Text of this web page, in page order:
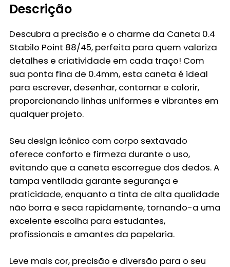
Descrição
Descubra a precisão e o charme da Caneta 0.4
Stabilo Point 88/45, perfeita para quem valoriza
detalhes e criatividade em cada traço! Com
sua ponta fina de 0.4mm, esta caneta é ideal
para escrever, desenhar, contornar e colorir,
proporcionando linhas uniformes e vibrantes em
qualquer projeto.
Seu design icônico com corpo sextavado
oferece conforto e firmeza durante o uso,
evitando que a caneta escorregue dos dedos. A
tampa ventilada garante segurança e
praticidade, enquanto a tinta de alta qualidade
não borra e seca rapidamente, tornando-a uma
excelente escolha para estudantes,
profissionais e amantes da papelaria.
Leve mais cor, precisão e diversão para o seu